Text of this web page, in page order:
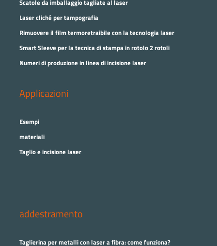
Scatole da imballaggio tagliate al laser
Laser cliché per tampografia
Rimuovere il film termoretraibile con la tecnologia laser
Smart Sleeve per la tecnica di stampa in rotolo 2 rotoli
Numeri di produzione in linea di incisione laser
Applicazioni
Esempi
materiali
Taglio e incisione laser
addestramento
Taglierina per metalli con laser a fibra: come funziona?